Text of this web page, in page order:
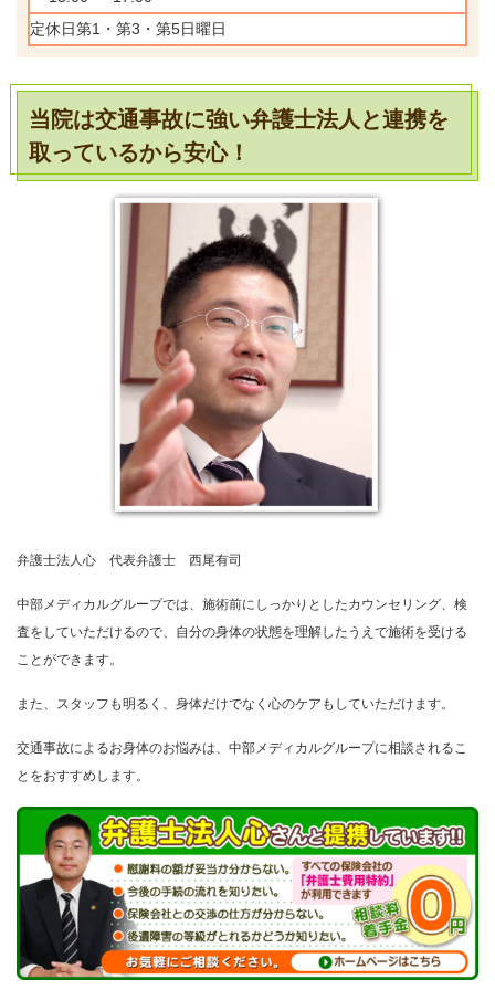
定休日第1・第3・第5日曜日
当院は交通事故に強い弁護士法人と連携を
取っているから安心！
弁護士法人心 代表弁護士 西尾有司
中部メディカルグループでは、施術前にしっかりとしたカウンセリング、検
査をしていただけるので、自分の身体の状態を理解したうえで施術を受ける
ことができます。
また、スタッフも明るく、身体だけでなく心のケアもしていただけます。
交通事故によるお身体のお悩みは、中部メディカルグループに相談されるこ
とをおすすめします。